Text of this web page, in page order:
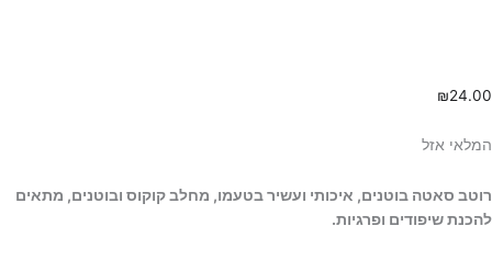
₪24.00
המלאי אזל
רוטב סאטה בוטנים, איכותי ועשיר בטעמו, מחלב קוקוס ובוטנים, מתאים
להכנת שיפודים ופרגיות.